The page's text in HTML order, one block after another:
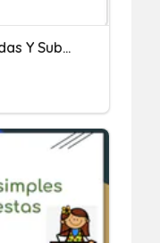
Oraciones Coordinadas Y Subordinadas